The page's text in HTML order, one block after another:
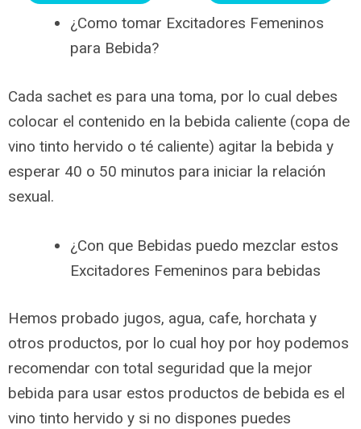
¿Como tomar Excitadores Femeninos
para Bebida?
Cada sachet es para una toma, por lo cual debes
colocar el contenido en la bebida caliente (copa de
vino tinto hervido o té caliente) agitar la bebida y
esperar 40 o 50 minutos para iniciar la relación
sexual.
¿Con que Bebidas puedo mezclar estos
Excitadores Femeninos para bebidas
Hemos probado jugos, agua, cafe, horchata y
otros productos, por lo cual hoy por hoy podemos
recomendar con total seguridad que la mejor
bebida para usar estos productos de bebida es el
vino tinto hervido y si no dispones puedes